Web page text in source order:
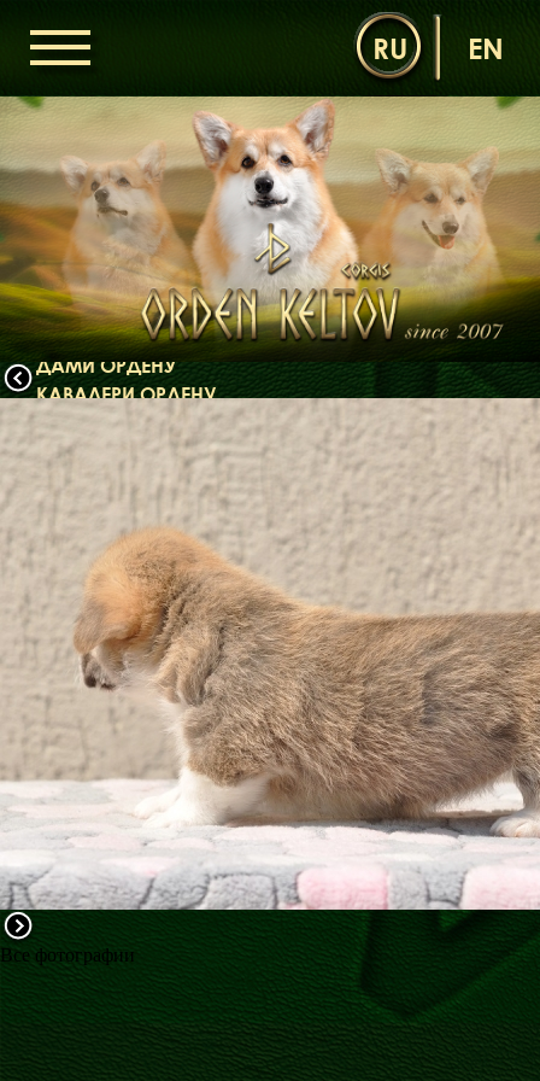
Все фотографии
RU EN
ОРДЕН КЕЛЬТІВ
НОВИНИ
ДИТЯЧА КІМНАТА
КОНТАКТИ
НАШІ КОРГІ
ДАМИ ОРДЕНУ
КАВАЛЕРИ ОРДЕНУ
ЩЕНЯТА
ДИТЯЧА КІМНАТА
БІБЛІОТЕКА
МІФИ
ФАКТИ
ГАЛЕРЕЇ